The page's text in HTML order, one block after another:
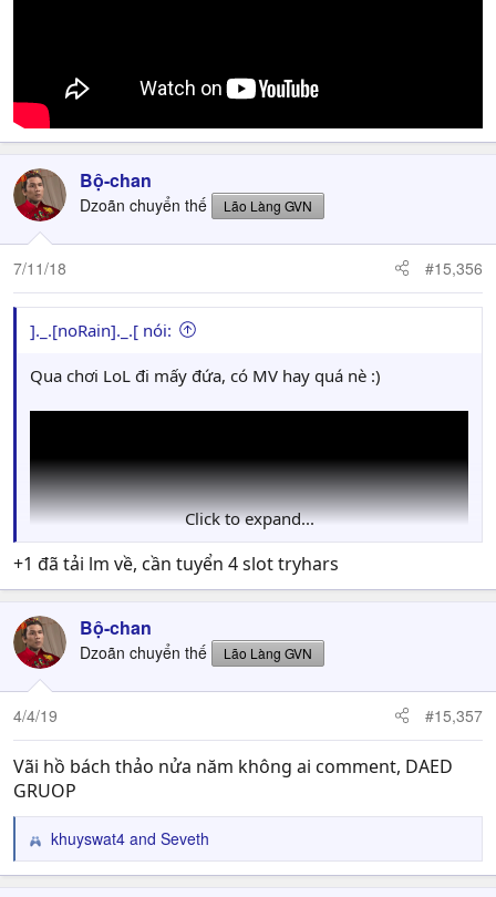
Bộ-chan
Dzoãn chuyển thế Lão Làng GVN
7/11/18 #15,356
]._.[noRain]._.[ nói:
Qua chơi LoL đi mấy đứa, có MV hay quá nè :)
Click to expand...
+1 đã tải lm về, cần tuyển 4 slot tryhars
Bộ-chan
Dzoãn chuyển thế Lão Làng GVN
4/4/19 #15,357
Vãi hồ bách thảo nửa năm không ai comment, DAED
GRUOP
R
e
khuyswat4 and Seveth